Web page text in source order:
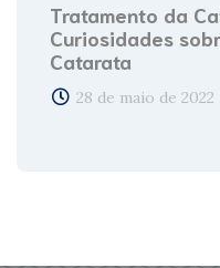
Tratamento da
Curiosidades
Catarata
28 de maio de 2022